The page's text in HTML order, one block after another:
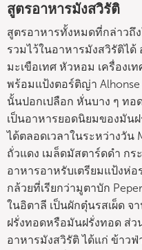
สูตรอาหารมังสวิรัติ
สูตรอาหารทั้งหมดที่กล่าวถึ
รวมไว้ในอาหารมังสวิรัติไ
มะเขือเทศ หัวหอม เครื่องเ
พร้อมแป้งตอร์ติญ่า Alhonse
นั้นปอกเปลือก หั่นบาง ๆ ทอ
เป็นอาหารยอดนิยมของมัน
ได้ตลอดเวลาในระหว่างวัน
ถั่วแดง เมล็ดมัสตาร์ดดำ กร
อาหารอาหรับเตรียมแป้งห่
กล้วยที่เรียกว่ามูตาบัก
ในอิตาลี เป็นผักตุ๋นรสเผ็ด
ฝรั่งทอดหรือมันฝรั่งทอด ส่ว
อาหารมังสวิรัติ ได้แก่ ข้าว